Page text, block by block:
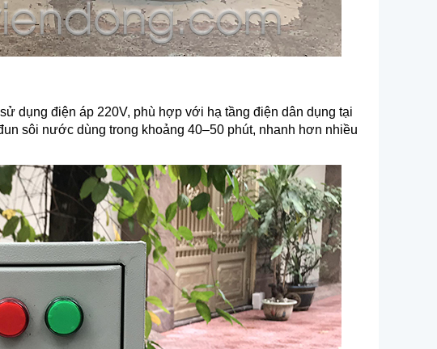
dụng điện áp 220V, phù hợp với hạ tầng điện dân dụng tại
sôi nước dùng trong khoảng 40–50 phút, nhanh hơn nhiều